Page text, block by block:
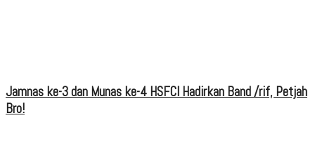
Jamnas ke-3 dan Munas ke-4 HSFCI Hadirkan Band /rif, Petjah
Bro!